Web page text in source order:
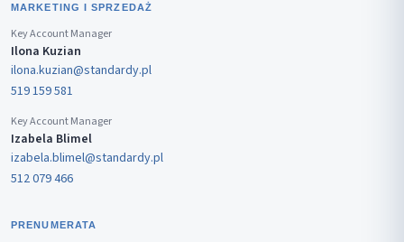
MARKETING I SPRZEDAŻ
Key Account Manager
Ilona Kuzian
ilona.kuzian@standardy.pl
519 159 581
Key Account Manager
Izabela Blimel
izabela.blimel@standardy.pl
512 079 466
PRENUMERATA